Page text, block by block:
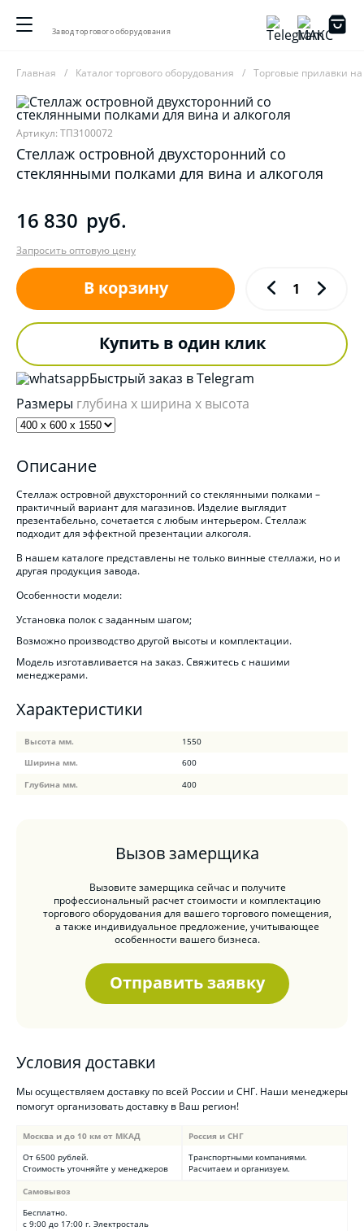
Завод торгового оборудования
Главная Каталог торгового оборудования Торговые прилавки на
Артикул: ТПЗ100072
Стеллаж островной двухсторонний со
стеклянными полками для вина и алкоголя
16 830 руб.
Запросить оптовую цену
В корзину
Купить в один клик
Быстрый заказ в Telegram
Размеры глубина x ширина x высота
Описание
Стеллаж островной двухсторонний со стеклянными полками –
практичный вариант для магазинов. Изделие выглядит
презентабельно, сочетается с любым интерьером. Стеллаж
подходит для эффектной презентации алкоголя.
В нашем каталоге представлены не только винные стеллажи, но и
другая продукция завода.
Особенности модели:
Установка полок с заданным шагом;
Возможно производство другой высоты и комплектации.
Модель изготавливается на заказ. Свяжитесь с нашими
менеджерами.
Характеристики
Высота мм.
1550
Ширина мм.
600
Глубина мм.
400
Вызов замерщика
Вызовите замерщика сейчас и получите
профессиональный расчет стоимости и комплектацию
торгового оборудования для вашего торгового помещения,
а также индивидуальное предложение, учитывающее
особенности вашего бизнеса.
Отправить заявку
Условия доставки
Мы осуществляем доставку по всей России и СНГ. Наши менеджеры
помогут организовать доставку в Ваш регион!
Москва и до 10 км от МКАД
От 6500 рублей.
Стоимость уточняйте у менеджеров
Россия и СНГ
Транспортными компаниями.
Расчитаем и организуем.
Самовывоз
Бесплатно.
с 9:00 до 17:00 г. Электросталь